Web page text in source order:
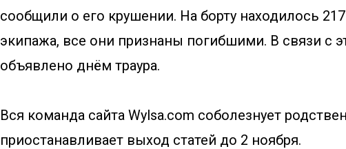
сообщили о его крушении. На борту находилось
экипажа, все они признаны погибшими. В связи с
объявлено днём траура.
Вся команда сайта Wylsa.com соболезнует
приостанавливает выход статей до 2 ноября.